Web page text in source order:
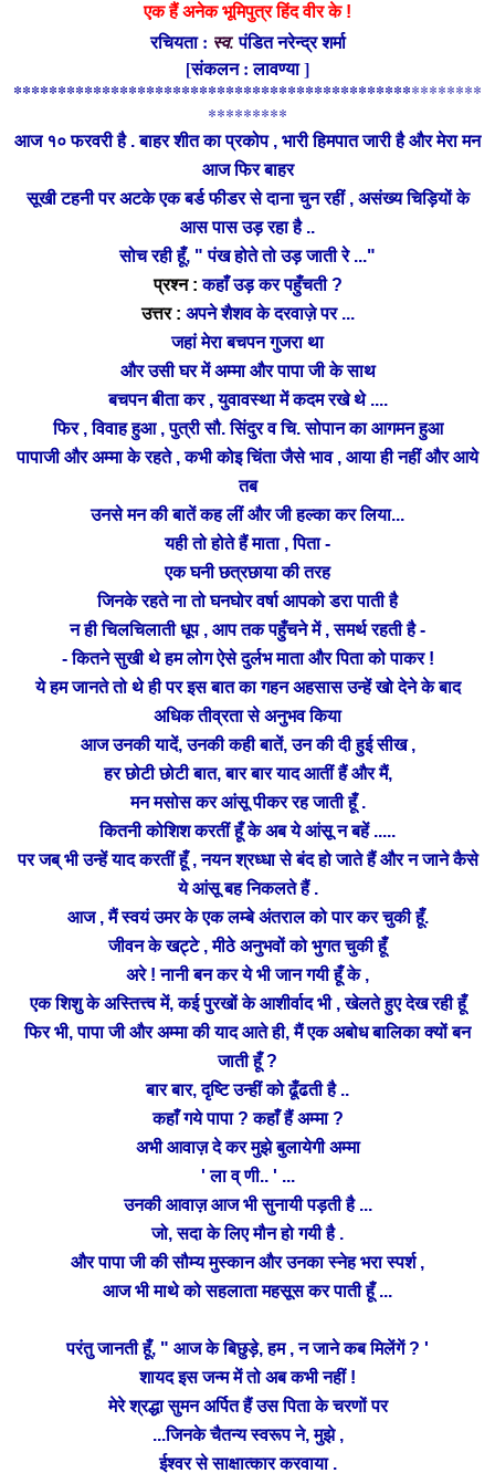
एक हैं अनेक भूमिपुत्र हिंद वीर के !
रचियता : स्व.पंडित नरेन्द्र शर्मा
[संकलन : लावण्या ]
*****************************************************
*********
आज १० फरवरी है . बाहर शीत का प्रकोप , भारी हिमपात जारी है और मेरा मन
आज फिर बाहर
सूखी टहनी पर अटके एक बर्ड फीडर से दाना चुन रहीं , असंख्यचिड़ियोंके
आसपास उड़ रहा है ..
सोच रही हूँ, " पंख होते तो उड़ जाती रे ..."
प्रश्न :कहाँ उड़ कर पहुँचती ?
उत्तर : अपने शैशव के दरवाज़े पर ...
जहां मेरा बचपन गुजरा था
और उसी घर में अम्मा और पापा जी के साथ
बचपन बीता कर , युवावस्था में कदम रखे थे ....
फिर , विवाह हुआ , पुत्री सौ. सिंदुर व चि. सोपान का आगमन हुआ
पापाजी और अम्मा के रहते , कभी कोइ चिंता जैसे भाव , आया हीनहीं और आये
तब
उनसे मन की बातें कह लीं और जी हल्का कर लिया...
यही तो होते हैं माता , पिता -
एक घनी छत्रछाया की तरह
जिनके रहते ना तो घनघोर वर्षाआपको डरा पाती है
न ही चिलचिलाती धूप , आप तक पहुँचने में , समर्थरहती है -
- कितने सुखी थे हम लोग ऐसे दुर्लभ माता और पिता को पाकर !
ये हम जानते तो थे ही पर इस बात का गहन अहसास उन्हें खो देने के बाद
अधिक तीव्रता से अनुभव किया
आज उनकी यादें, उनकी कही बातें, उन की दी हुई सीख ,
हर छोटी छोटी बात, बार बार याद आतीं हैं और मैं,
मन मसोस करआंसू पीकर रह जाती हूँ .
कितनी कोशिश करतीं हूँ के अब ये आंसू न बहें .....
पर जब् भी उन्हें याद करतीं हूँ , नयन श्रध्धा से बंद हो जाते हैं और न जाने कैसे
ये आंसूबह निकलते हैं .
आज , मैं स्वयं उमर के एक लम्बे अंतराल को पार कर चुकी हूँ.
जीवन के खट्टे , मीठे अनुभवों को भुगत चुकी हूँ
अरे ! नानी बन कर ये भी जान गयी हूँ के ,
एक शिशु के अस्तित्त्व में, कई पुरखों के आशीर्वाद भी ,खेलते हुएदेख रही हूँ
फिर भी, पापा जी और अम्मा की याद आते ही, मैं एक अबोध बालिका क्यों बन
जाती हूँ ?
बार बार,दृष्टिउन्हीं को ढूँढती है ..
कहाँ गये पापा ? कहाँ हैं अम्मा ?
अभी आवाज़देकर मुझे बुलायेगी अम्मा
' ला व् णी.. ' ...
उनकी आवाज़ आज भी सुनायीपड़ती है ...
जो,सदा के लिए मौन हो गयी है .
और पापा जी की सौम्य मुस्कान और उनका स्नेह भरा स्पर्श ,
आज भी माथे को सहलाता महसूस कर पाती हूँ ...
परंतु जानती हूँ, " आज के बिछुड़े, हम , न जाने कब मिलेंगें ? '
शायद इस जन्म में तो अब कभी नहीं !
मेरेश्रद्धासुमन अर्पित हैं उस पिता के चरणों पर
...जिनके चैतन्य स्वरूप ने, मुझे ,
ईश्वर से साक्षात्कार करवाया .